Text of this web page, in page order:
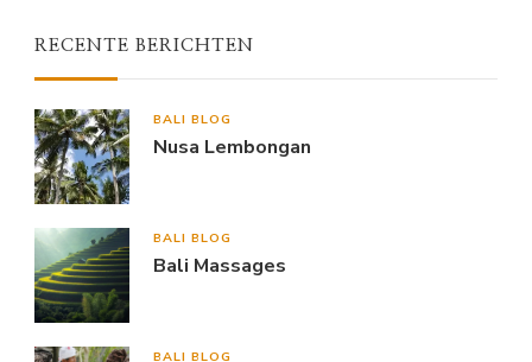
RECENTE BERICHTEN
BALI BLOG
Nusa Lembongan
BALI BLOG
Bali Massages
BALI BLOG